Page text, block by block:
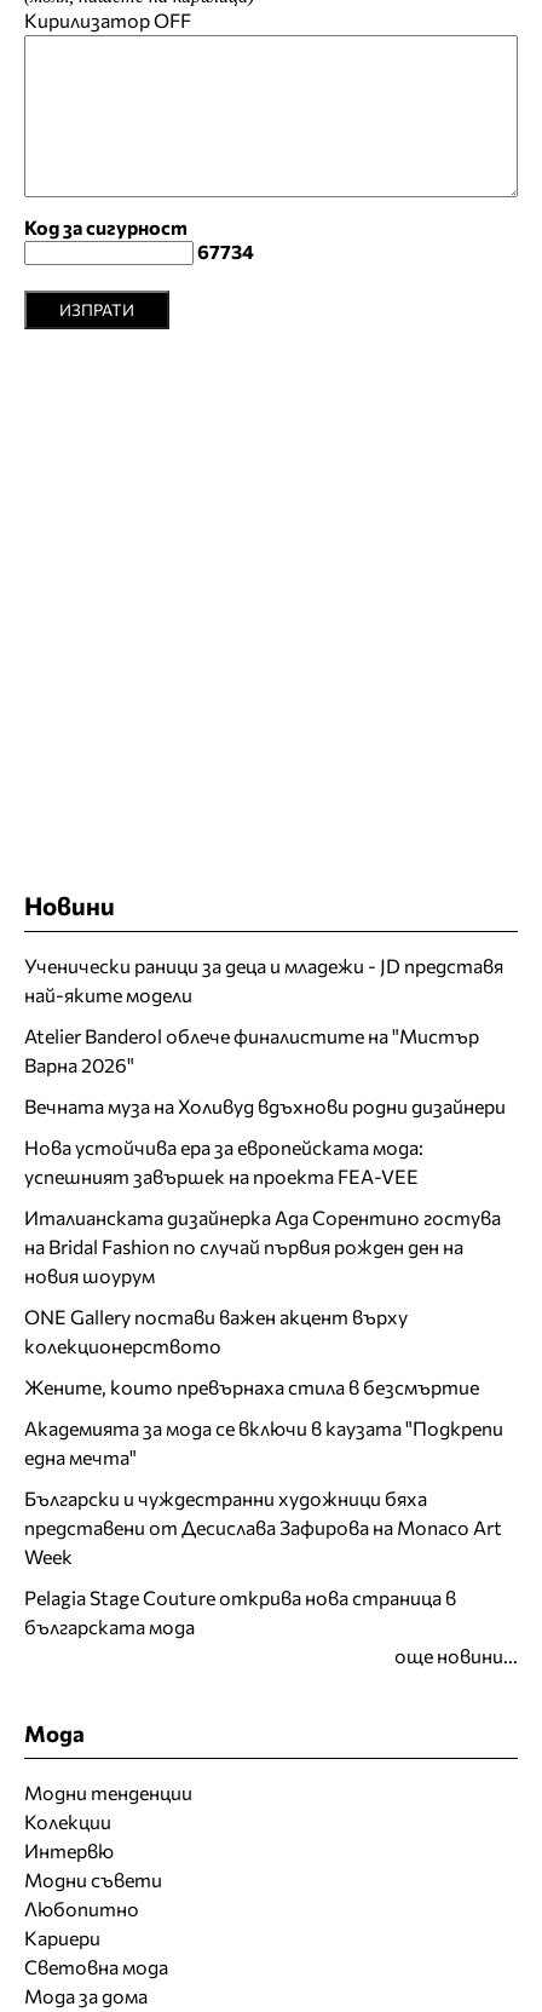
КирилизаторOFF
Код за сигурност
67734
ИЗПРАТИ
Новини
Ученически раници за деца и младежи - JD представя
най-яките модели
Atelier Banderol облече финалистите на "Мистър
Варна 2026"
Вечната муза на Холивуд вдъхнови родни дизайнери
Нова устойчива ера за европейската мода:
успешният завършек на проекта FEA-VEE
Италианската дизайнерка Ада Сорентино гостува
на Bridal Fashion по случай първия рожден ден на
новия шоурум
ONE Gallery постави важен акцент върху
колекционерството
Жените, които превърнаха стила в безсмъртие
Академията за мода се включи в каузата "Подкрепи
една мечта"
Български и чуждестранни художници бяха
представени от Десислава Зафирова на Monaco Art
Week
Pelagia Stage Couture открива нова страница в
българската мода
още новини...
Мода
Модни тенденции
Колекции
Интервю
Модни съвети
Любопитно
Кариери
Световна мода
Мода за дома